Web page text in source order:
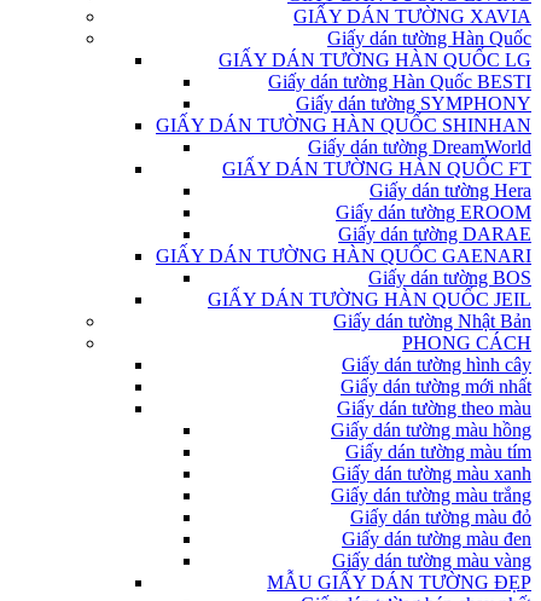
GIẤY DÁN TƯỜNG XAVIA
Giấy dán tường Hàn Quốc
GIẤY DÁN TƯỜNG HÀN QUỐC LG
Giấy dán tường Hàn Quốc BESTI
Giấy dán tường SYMPHONY
GIẤY DÁN TƯỜNG HÀN QUỐC SHINHAN
Giấy dán tường DreamWorld
GIẤY DÁN TƯỜNG HÀN QUỐC FT
Giấy dán tường Hera
Giấy dán tường EROOM
Giấy dán tường DARAE
GIẤY DÁN TƯỜNG HÀN QUỐC GAENARI
Giấy dán tường BOS
GIẤY DÁN TƯỜNG HÀN QUỐC JEIL
Giấy dán tường Nhật Bản
PHONG CÁCH
Giấy dán tường hình cây
Giấy dán tường mới nhất
Giấy dán tường theo màu
Giấy dán tường màu hồng
Giấy dán tường màu tím
Giấy dán tường màu xanh
Giấy dán tường màu trắng
Giấy dán tường màu đỏ
Giấy dán tường màu đen
Giấy dán tường màu vàng
MẪU GIẤY DÁN TƯỜNG ĐẸP